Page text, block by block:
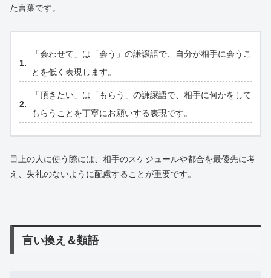
た言葉です。
「会わせて」は「会う」の謙譲語で、自分が相手に会うこ
とを低く表現します。
「頂きたい」は「もらう」の謙譲語で、相手に何かをして
もらうことを丁寧にお願いする表現です。
目上の人に使う際には、相手のスケジュールや都合を最優先に考
え、失礼のないように配慮することが重要です。
言い換え＆類語